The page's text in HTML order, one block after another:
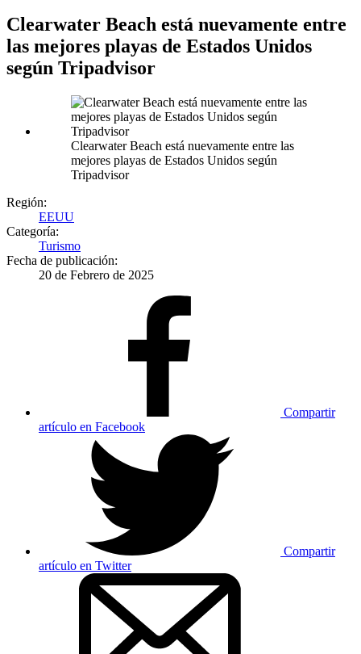
Clearwater Beach está nuevamente entre
las mejores playas de Estados Unidos
según Tripadvisor
Clearwater Beach está nuevamente entre las
mejores playas de Estados Unidos según
Tripadvisor
Región:
EEUU
Categoría:
Turismo
Fecha de publicación:
20 de Febrero de 2025
Compartir
artículo en Facebook
Compartir
artículo en Twitter